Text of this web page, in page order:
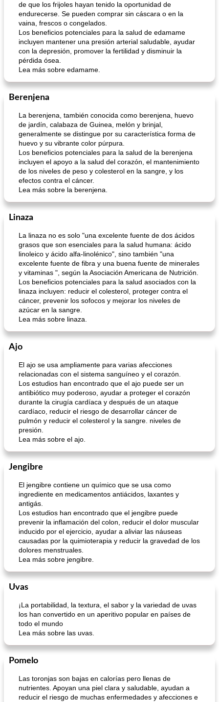
Nummy Easy Key Lime Pie
de que los frijoles hayan tenido la oportunidad de
endurecerse. Se pueden comprar sin cáscara o en la
vaina, frescos o congelados.
Los beneficios potenciales para la salud de edamame
incluyen mantener una presión arterial saludable, ayudar
con la depresión, promover la fertilidad y disminuir la
pérdida ósea.
Lea más sobre edamame.
Berenjena
La berenjena, también conocida como berenjena, huevo
de jardín, calabaza de Guinea, melón y brinjal,
generalmente se distingue por su característica forma de
huevo y su vibrante color púrpura.
Los beneficios potenciales para la salud de la berenjena
incluyen el apoyo a la salud del corazón, el mantenimiento
de los niveles de peso y colesterol en la sangre, y los
efectos contra el cáncer.
Lea más sobre la berenjena.
Linaza
La linaza no es solo "una excelente fuente de dos ácidos
grasos que son esenciales para la salud humana: ácido
linoleico y ácido alfa-linolénico", sino también "una
excelente fuente de fibra y una buena fuente de minerales
y vitaminas ", según la Asociación Americana de Nutrición.
Los beneficios potenciales para la salud asociados con la
linaza incluyen: reducir el colesterol, proteger contra el
cáncer, prevenir los sofocos y mejorar los niveles de
azúcar en la sangre.
Lea más sobre linaza.
Ajo
El ajo se usa ampliamente para varias afecciones
relacionadas con el sistema sanguíneo y el corazón.
Los estudios han encontrado que el ajo puede ser un
antibiótico muy poderoso, ayudar a proteger el corazón
durante la cirugía cardíaca y después de un ataque
cardíaco, reducir el riesgo de desarrollar cáncer de
pulmón y reducir el colesterol y la sangre. niveles de
presión.
Lea más sobre el ajo.
Jengibre
El jengibre contiene un químico que se usa como
ingrediente en medicamentos antiácidos, laxantes y
antigás.
Los estudios han encontrado que el jengibre puede
prevenir la inflamación del colon, reducir el dolor muscular
inducido por el ejercicio, ayudar a aliviar las náuseas
causadas por la quimioterapia y reducir la gravedad de los
dolores menstruales.
Lea más sobre jengibre.
Uvas
¡La portabilidad, la textura, el sabor y la variedad de uvas
los han convertido en un aperitivo popular en países de
todo el mundo
Lea más sobre las uvas.
Pomelo
Las toronjas son bajas en calorías pero llenas de
nutrientes. Apoyan una piel clara y saludable, ayudan a
reducir el riesgo de muchas enfermedades y afecciones e